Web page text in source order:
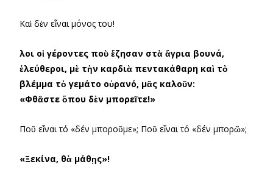
Καὶ δὲν εἶναι μόνος του!
Ὅλοι οἱ γέροντες ποὺ ἔζησαν στὰ ἄγρια βουνά,
ἐλεύθεροι, μὲ τὴν καρδιὰ πεντακάθαρη καὶ τὸ
βλέμμα τὸ γεμάτο οὐρανό, μᾶς καλοῦν:
«Φθᾶστε ὅπου δὲν μπορεῖτε!»
Ποῦ εἶναι τό «δέν μποροῦμε»; Ποῦ εἶναι τό «δέν μπορῶ»;
«Ξεκίνα, θὰ μάθῃς»!